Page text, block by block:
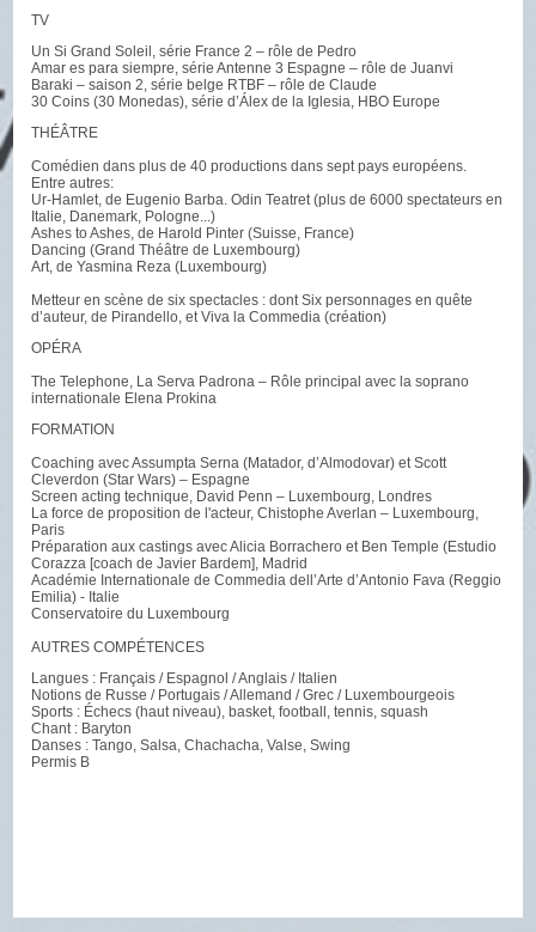
TV
Un Si Grand Soleil, série France 2 – rôle de Pedro
Amar es para siempre, série Antenne 3 Espagne – rôle de Juanvi
Baraki – saison 2, série belge RTBF – rôle de Claude
30 Coins (30 Monedas), série d’Álex de la Iglesia, HBO Europe
THÉÂTRE
Comédien dans plus de 40 productions dans sept pays européens.
Entre autres:
Ur-Hamlet, de Eugenio Barba. Odin Teatret (plus de 6000 spectateurs en
Italie, Danemark, Pologne...)
Ashes to Ashes, de Harold Pinter (Suisse, France)
Dancing (Grand Théâtre de Luxembourg)
Art, de Yasmina Reza (Luxembourg)
Metteur en scène de six spectacles : dont Six personnages en quête
d’auteur, de Pirandello, et Viva la Commedia (création)
OPÉRA
The Telephone, La Serva Padrona – Rôle principal avec la soprano
internationale Elena Prokina
FORMATION
Coaching avec Assumpta Serna (Matador, d’Almodovar) et Scott
Cleverdon (Star Wars) – Espagne
Screen acting technique, David Penn – Luxembourg, Londres
La force de proposition de l'acteur, Chistophe Averlan – Luxembourg,
Paris
Préparation aux castings avec Alicia Borrachero et Ben Temple (Estudio
Corazza [coach de Javier Bardem], Madrid
Académie Internationale de Commedia dell’Arte d’Antonio Fava (Reggio
Emilia) - Italie
Conservatoire du Luxembourg
AUTRES COMPÉTENCES
Langues : Français / Espagnol / Anglais / Italien
Notions de Russe / Portugais / Allemand / Grec / Luxembourgeois
Sports : Échecs (haut niveau), basket, football, tennis, squash
Chant : Baryton
Danses : Tango, Salsa, Chachacha, Valse, Swing
Permis B